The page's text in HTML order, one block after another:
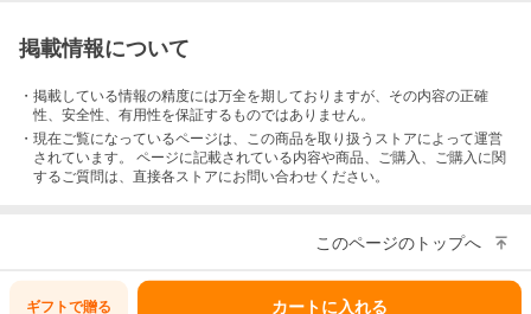
掲載情報について
・掲載している情報の精度には万全を期しておりますが、その内容の正確
性、安全性、有用性を保証するものではありません。
・現在ご覧になっているページは、この商品を取り扱うストアによって運営
されています。 ページに記載されている内容や商品、ご購入 、ご購入に関
するご質問は、直接各ストアにお問い合わせください。
このページのトップへ
ギフトで贈る カートに入れる